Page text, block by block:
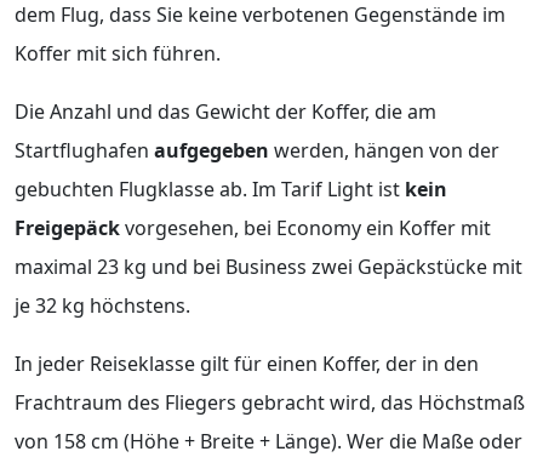
dem Flug, dass Sie keine verbotenen Gegenstände im
Koffer mit sich führen.
Die Anzahl und das Gewicht der Koffer, die am
Startflughafen aufgegeben werden, hängen von der
gebuchten Flugklasse ab. Im Tarif Light ist kein
Freigepäckvorgesehen, bei Economy ein Koffer mit
maximal 23 kg und bei Business zwei Gepäckstücke mit
je 32 kg höchstens.
In jeder Reiseklasse gilt für einen Koffer, der in den
Frachtraum des Fliegers gebracht wird, das Höchstmaß
von 158 cm (Höhe + Breite + Länge). Wer die Maße oder